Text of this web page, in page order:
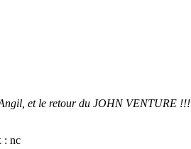
et le retour du JOHN VENTURE !!!
: nc